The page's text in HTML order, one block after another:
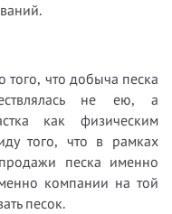
что добыча песка
не ею, а
как физическим
того, что в рамках
песка именно
компании на той
песок.